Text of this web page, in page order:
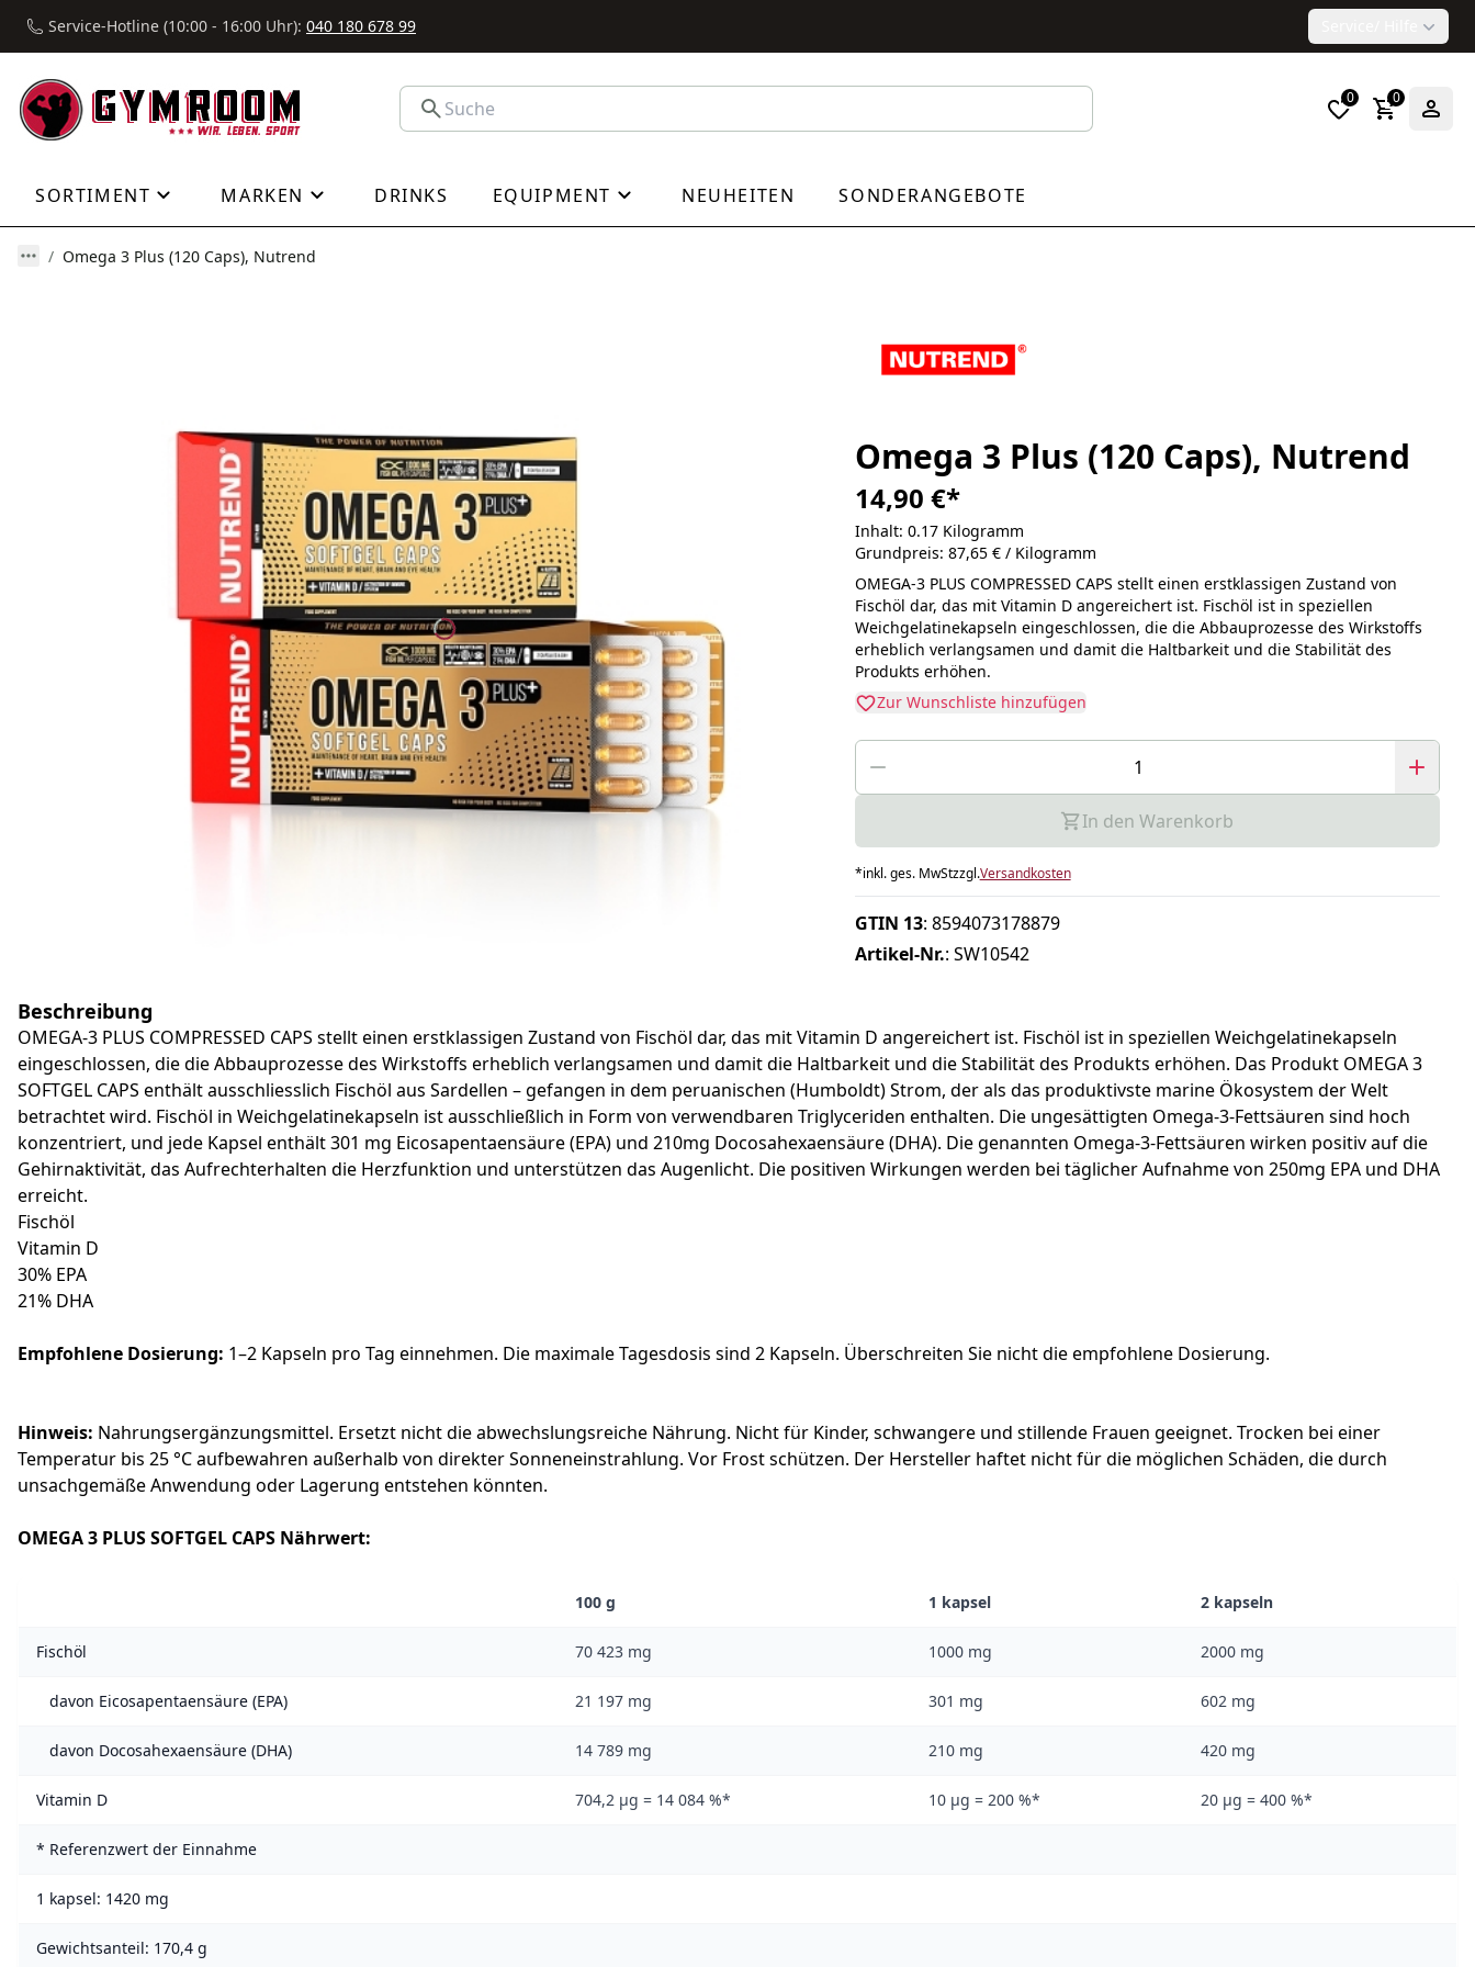
Service-Hotline (10:00 - 16:00 Uhr): 040 180 678 99
0 0
SORTIMENT MARKEN DRINKS EQUIPMENT NEUHEITEN SONDERANGEBOTE
Omega 3 Plus (120 Caps), Nutrend
Omega 3 Plus (120 Caps), Nutrend
14,90 €*
Inhalt: 0.17 Kilogramm
Grundpreis: 87,65 € / Kilogramm
OMEGA-3 PLUS COMPRESSED CAPS stellt einen erstklassigen Zustand von
Fischöl dar, das mit Vitamin D angereichert ist. Fischöl ist in speziellen
Weichgelatinekapseln eingeschlossen, die die Abbauprozesse des Wirkstoffs
erheblich verlangsamen und damit die Haltbarkeit und die Stabilität des
Produkts erhöhen.
Zur Wunschliste hinzufügen
In den Warenkorb
*inkl. ges. MwStzzgl.Versandkosten
GTIN 13: 8594073178879
Artikel-Nr.: SW10542
Beschreibung
OMEGA-3 PLUS COMPRESSED CAPS stellt einen erstklassigen Zustand von Fischöl dar, das mit Vitamin D angereichert ist. Fischöl ist in speziellen Weichgelatinekapseln
eingeschlossen, die die Abbauprozesse des Wirkstoffs erheblich verlangsamen und damit die Haltbarkeit und die Stabilität des Produkts erhöhen. Das Produkt OMEGA 3
SOFTGEL CAPS enthält ausschliesslich Fischöl aus Sardellen – gefangen in dem peruanischen (Humboldt) Strom, der als das produktivste marine Ökosystem der Welt
betrachtet wird. Fischöl in Weichgelatinekapseln ist ausschließlich in Form von verwendbaren Triglyceriden enthalten. Die ungesättigten Omega-3-Fettsäuren sind hoch
konzentriert, und jede Kapsel enthält 301 mg Eicosapentaensäure (EPA) und 210mg Docosahexaensäure (DHA). Die genannten Omega-3-Fettsäuren wirken positiv auf die
Gehirnaktivität, das Aufrechterhalten die Herzfunktion und unterstützen das Augenlicht. Die positiven Wirkungen werden bei täglicher Aufnahme von 250mg EPA und DHA
erreicht.
Fischöl
Vitamin D
30% EPA
21% DHA
Empfohlene Dosierung: 1–2 Kapseln pro Tag einnehmen. Die maximale Tagesdosis sind 2 Kapseln. Überschreiten Sie nicht die empfohlene Dosierung.
Hinweis: Nahrungsergänzungsmittel. Ersetzt nicht die abwechslungsreiche Nährung. Nicht für Kinder, schwangere und stillende Frauen geeignet. Trocken bei einer
Temperatur bis 25 °C aufbewahren außerhalb von direkter Sonneneinstrahlung. Vor Frost schützen. Der Hersteller haftet nicht für die möglichen Schäden, die durch
unsachgemäße Anwendung oder Lagerung entstehen könnten.
OMEGA 3 PLUS SOFTGEL CAPS Nährwert:
100 g 1 kapsel 2 kapseln
Fischöl 70 423 mg 1000 mg 2000 mg
davon Eicosapentaensäure (EPA) 21 197 mg 301 mg 602 mg
davon Docosahexaensäure (DHA) 14 789 mg 210 mg 420 mg
Vitamin D 704,2 μg = 14 084 %* 10 μg = 200 %* 20 μg = 400 %*
* Referenzwert der Einnahme
1 kapsel: 1420 mg
Gewichtsanteil: 170,4 g